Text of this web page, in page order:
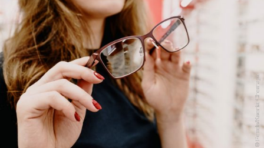
© Pexels/Ksenia Chernaya